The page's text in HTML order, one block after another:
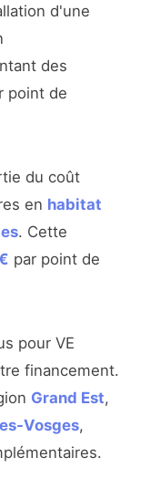
d'une
des
point de
du coût
en habitat
. Cette
par point de
pour VE
financement.
Grand Est,
Vosges,